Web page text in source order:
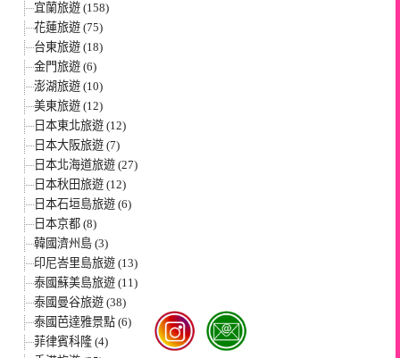
宜蘭旅遊 (158)
花蓮旅遊 (75)
台東旅遊 (18)
金門旅遊 (6)
澎湖旅遊 (10)
美東旅遊 (12)
日本東北旅遊 (12)
日本大阪旅遊 (7)
日本北海道旅遊 (27)
日本秋田旅遊 (12)
日本石垣島旅遊 (6)
日本京都 (8)
韓國濟州島 (3)
印尼峇里島旅遊 (13)
泰國蘇美島旅遊 (11)
泰國曼谷旅遊 (38)
泰國芭達雅景點 (6)
菲律賓科隆 (4)